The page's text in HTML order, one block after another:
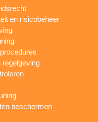
en risicobeheer
regelgeving
beschermen